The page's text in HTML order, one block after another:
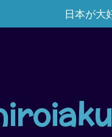
日本が大